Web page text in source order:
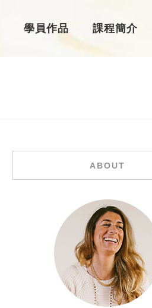
學員作品 課程簡介
ABOUT